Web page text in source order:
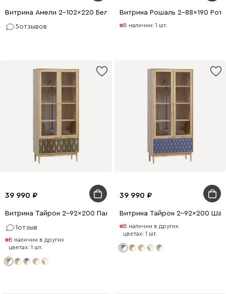
Витрина Амели 2-102x220 Белый
5отзывов
Витрина Рошаль 2-88x190
В наличии: 1 шт.
39 990
Витрина Тайрон 2-92x200 Пальма ​
1отзыв
В наличии в других
цветах: 1 шт.
39 990
Витрина Тайрон 2-92x200
В наличии в других
цветах: 1 шт.